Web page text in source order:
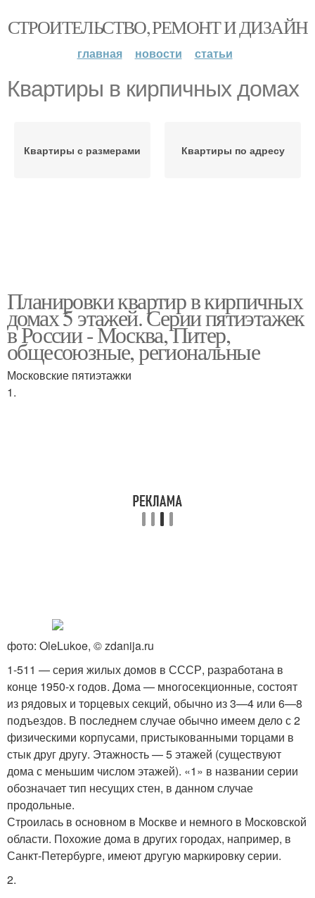
СТРОИТЕЛЬСТВО, РЕМОНТ И ДИЗАЙН
главная новости статьи
Квартиры в кирпичных домах
Квартиры с размерами Квартиры по адресу
Планировки квартир в кирпичных
домах 5 этажей. Серии пятиэтажек
в России - Москва, Питер,
общесоюзные, региональные
Московские пятиэтажки
1.
фото: OleLukoe, © zdanija.ru
1-511 — серия жилых домов в СССР, разработана в
конце 1950-х годов. Дома — многосекционные, состоят
из рядовых и торцевых секций, обычно из 3—4 или 6—8
подъездов. В последнем случае обычно имеем дело с 2
физическими корпусами, пристыкованными торцами в
стык друг другу. Этажность — 5 этажей (существуют
дома с меньшим числом этажей). «1» в названии серии
обозначает тип несущих стен, в данном случае
продольные.
Строилась в основном в Москве и немного в Московской
области. Похожие дома в других городах, например, в
Санкт-Петербурге, имеют другую маркировку серии.
2.